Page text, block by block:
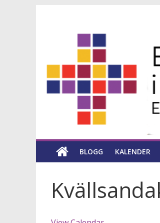
i
kyrka
för
BLOGG KALENDER